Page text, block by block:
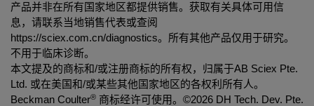
产品并非在所有国家地区都提供销售。获取有关具体可用信
息，请联系当地销售代表或查阅
https://sciex.com.cn/diagnostics。所有其他产品仅用于研究。
不用于临床诊断。
本文提及的商标和/或注册商标的所有权，归属于AB Sciex Pte.
Ltd. 或在美国和/或某些其他国家地区的各权利所有人。
Beckman Coulter® 商标经许可使用。©2026 DH Tech. Dev. Pte.